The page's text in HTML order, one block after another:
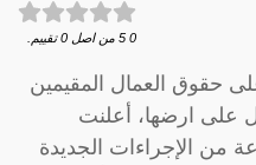
0
5 من اصل 0 تقييم.
حقوق العمال المقيمين
على ارضها، أعلنت
من الإجراءات الجديدة